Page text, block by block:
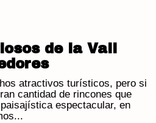
de la Vall
atractivos turísticos, pero si
cantidad de rincones que
espectacular, en